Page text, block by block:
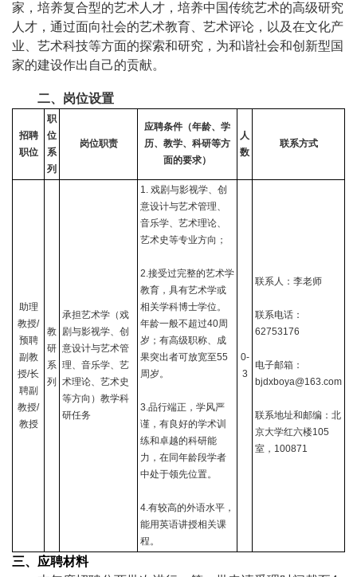
家，培养复合型的艺术人才，培养中国传统艺术的高级研究
人才，通过面向社会的艺术教育、艺术评论，以及在文化产
业、艺术科技等方面的探索和研究，为和谐社会和创新型国
家的建设作出自己的贡献。
二、岗位设置
招聘
职位
职
位
系
列
岗位职责
应聘条件（年龄、学
历、教学、科研等方
面的要求）
人
数
联系方式
助理
教授/
预聘
副教
授/长
聘副
教授/
教授
教
研
系
列
承担艺术学（戏
剧与影视学、创
意设计与艺术管
理、音乐学、艺
术理论、艺术史
等方向）教学科
研任务
1. 戏剧与影视学、创
意设计与艺术管理、
音乐学、艺术理论、
艺术史等专业方向；
2.接受过完整的艺术学
教育，具有艺术学或
相关学科博士学位。
年龄一般不超过40周
岁；有高级职称、成
果突出者可放宽至55
周岁。
3.品行端正，学风严
谨，有良好的学术训
练和卓越的科研能
力，在同年龄段学者
中处于领先位置。
4.有较高的外语水平，
能用英语讲授相关课
程。
0-
3
联系人：李老师
联系电话：
62753176
电子邮箱：
bjdxboya@163.com
联系地址和邮编：北
京大学红六楼105
室， 100871
三、应聘材料